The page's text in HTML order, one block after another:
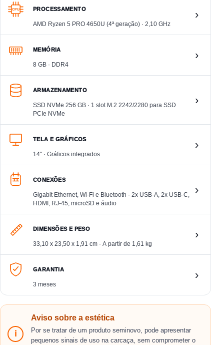
CPU PROCESSAMENTO
AMD Ryzen 5 PRO 4650U (4ª geração) · 2,10 GHz
›
MEMÓRIA
8 GB · DDR4
›
ARMAZENAMENTO
SSD NVMe 256 GB · 1 slot M.2 2242/2280 para SSD
PCIe NVMe
›
TELA E GRÁFICOS
14" · Gráficos integrados
›
CONEXÕES
Gigabit Ethernet, Wi-Fi e Bluetooth · 2x USB-A, 2x USB-C,
HDMI, RJ-45, microSD e áudio
›
DIMENSÕES E PESO
33,10 x 23,50 x 1,91 cm · A partir de 1,61 kg
›
GARANTIA
3 meses
›
i
Aviso sobre a estética
Por se tratar de um produto seminovo, pode apresentar
pequenos sinais de uso na carcaça, sem comprometer o